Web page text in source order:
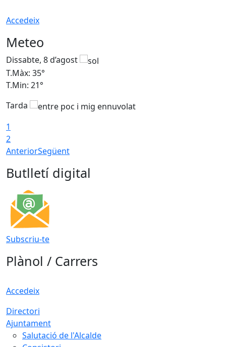
Accedeix
Meteo
Dissabte, 8 d’agost
T.Màx: 35°
T.Min: 21°
Tarda
1
2
AnteriorSegüent
Butlletí digital
Subscriu-te
Plànol / Carrers
Accedeix
Directori
Ajuntament
Salutació de l'Alcalde